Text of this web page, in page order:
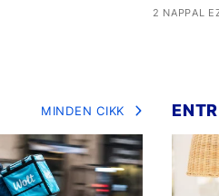
2 NAPPAL
MINDEN CIKK ENTR